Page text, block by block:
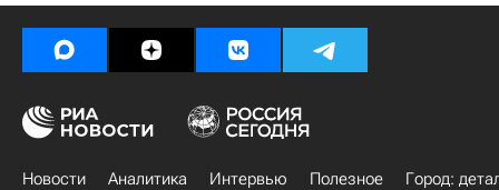
Новости Аналитика Интервью Полезное
Город: